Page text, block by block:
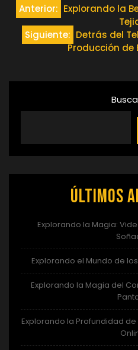
Navegación
entradas
Anterior: Explorando la
Siguiente: Detrás del
Producción de
Últimos
Explorando la Magia:
Explorando el Mundo de
Explorando la Magia del
Explorando la Profundidad